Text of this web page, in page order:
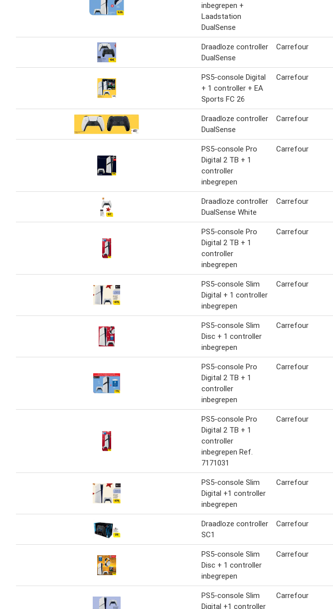
inbegrepen +
Laadstation
DualSense
Draadloze controller
DualSense
Carrefour
PS5-console Digital
+ 1 controller + EA
Sports FC 26
Carrefour
Draadloze controller
DualSense
Carrefour
PS5-console Pro
Digital 2 TB + 1
controller
inbegrepen
Carrefour
Draadloze controller
DualSense White
Carrefour
PS5-console Pro
Digital 2 TB + 1
controller
inbegrepen
Carrefour
PS5-console Slim
Digital + 1 controller
inbegrepen
Carrefour
PS5-console Slim
Disc + 1 controller
inbegrepen
Carrefour
PS5-console Pro
Digital 2 TB + 1
controller
inbegrepen
Carrefour
PS5-console Pro
Digital 2 TB + 1
controller
inbegrepen Ref.
7171031
Carrefour
PS5-console Slim
Digital +1 controller
inbegrepen
Carrefour
Draadloze controller
SC1
Carrefour
PS5-console Slim
Disc + 1 controller
inbegrepen
Carrefour
PS5-console Slim
Digital +1 controller
Carrefour